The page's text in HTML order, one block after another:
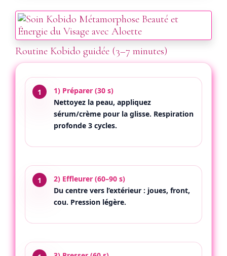
Routine Kobido guidée (3–7 minutes)
1) Préparer (30 s)
Nettoyez la peau, appliquez
sérum/crème pour la glisse. Respiration
profonde 3 cycles.
2) Effleurer (60–90 s)
Du centre vers l’extérieur : joues, front,
cou. Pression légère.